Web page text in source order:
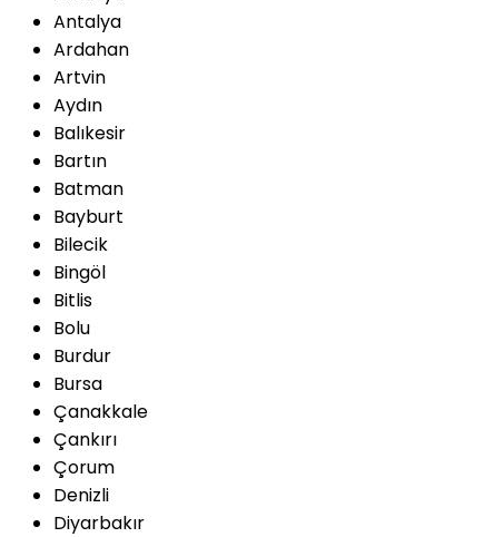
Antalya
Ardahan
Artvin
Aydın
Balıkesir
Bartın
Batman
Bayburt
Bilecik
Bingöl
Bitlis
Bolu
Burdur
Bursa
Çanakkale
Çankırı
Çorum
Denizli
Diyarbakır